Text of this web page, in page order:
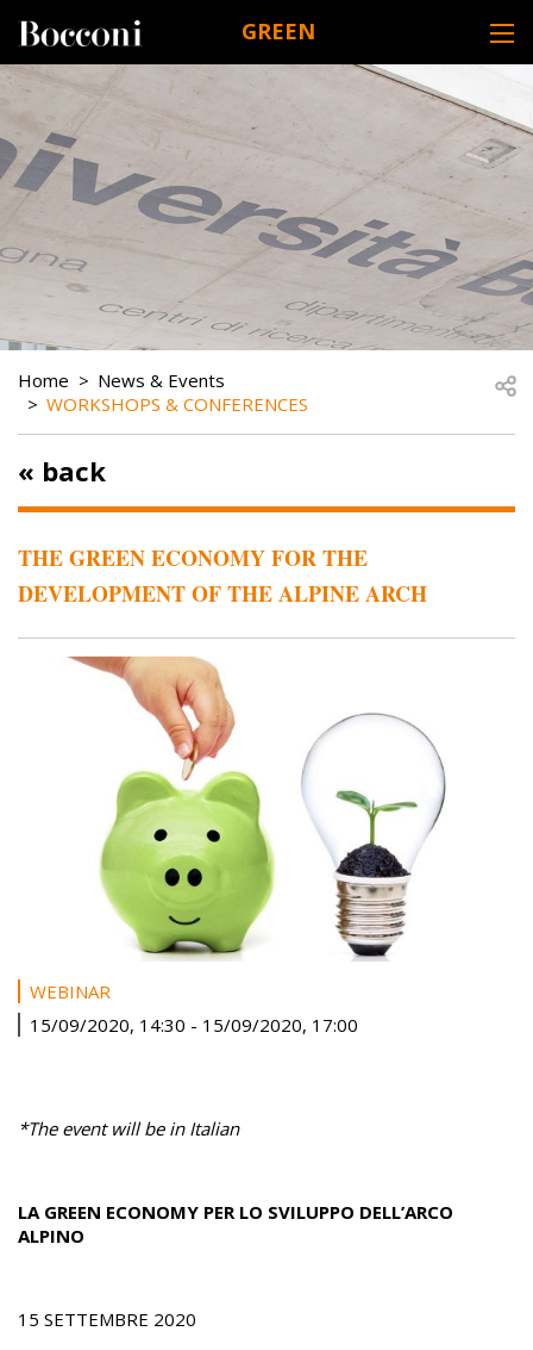
GREEN
DESK NAVIGATION
BREADCRUMB
Home
News & Events
WORKSHOPS & CONFERENCES
« back
THE GREEN ECONOMY FOR THE
DEVELOPMENT OF THE ALPINE ARCH
WEBINAR
15/09/2020, 14:30 - 15/09/2020, 17:00
*The event will be in Italian
LA GREEN ECONOMY PER LO SVILUPPO DELL’ARCO
ALPINO
15 SETTEMBRE 2020